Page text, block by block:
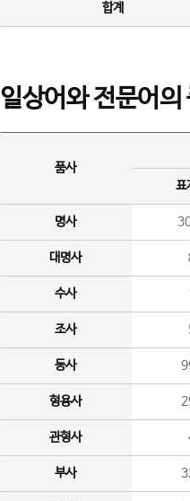
합계
일상어와 전문어의
품사
표
명사
대명사
수사
조사
동사
형용사
관형사
부사